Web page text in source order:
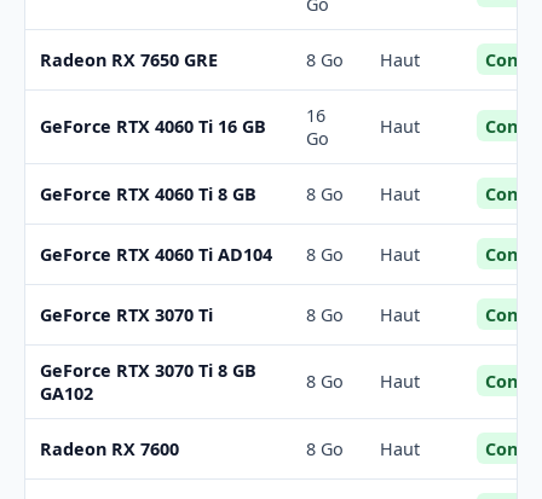
Radeon RX 7650 GRE 8 Go Haut
GeForce RTX 4060 Ti 16 GB
16
Go
Haut
GeForce RTX 4060 Ti 8 GB 8 Go Haut
GeForce RTX 4060 Ti AD104 8 Go Haut
GeForce RTX 3070 Ti 8 Go Haut
GeForce RTX 3070 Ti 8 GB
GA102
8 Go Haut
Radeon RX 7600 8 Go Haut